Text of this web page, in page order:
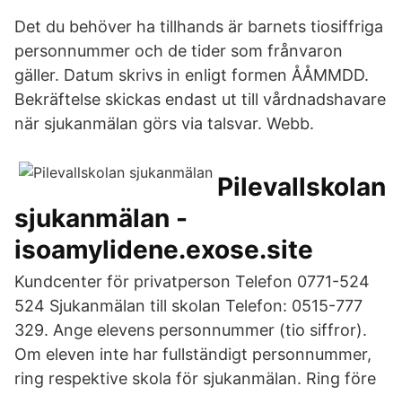
Det du behöver ha tillhands är barnets tiosiffriga
personnummer och de tider som frånvaron
gäller. Datum skrivs in enligt formen ÅÅMMDD.
Bekräftelse skickas endast ut till vårdnadshavare
när sjukanmälan görs via talsvar. Webb.
Pilevallskolan
sjukanmälan -
isoamylidene.exose.site
Kundcenter för privatperson Telefon 0771-524
524 Sjukanmälan till skolan Telefon: 0515-777
329. Ange elevens personnummer (tio siffror).
Om eleven inte har fullständigt personnummer,
ring respektive skola för sjukanmälan. Ring före